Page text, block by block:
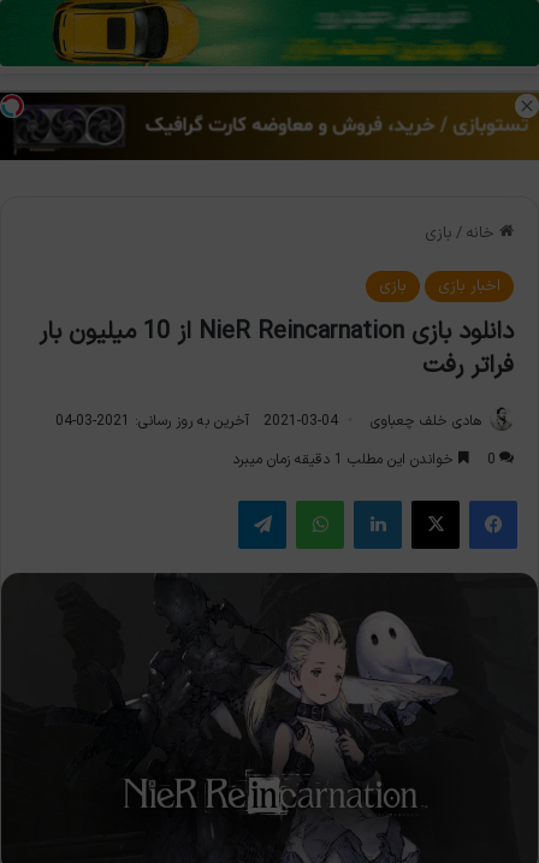
منو
خانه / بازی
اخبار بازی بازی
دانلود بازی NieR Reincarnation از 10 میلیون بار
فراتر رفت
هادی خلف چعباوی 2021-03-04
آخرین به روز رسانی: 2021-03-04
0
خواندن این مطلب 1 دقیقه زمان میبرد
فیس بوک X لینکدین واتس آپ تلگرام